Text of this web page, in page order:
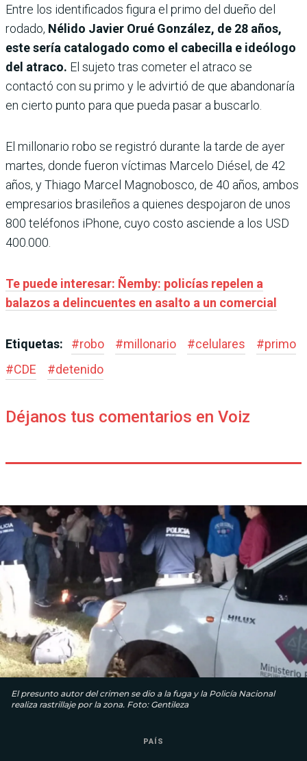
Entre los identificados figura el primo del dueño del
rodado, Nélido Javier Orué González, de 28 años,
este sería catalogado como el cabecilla e ideólogo
del atraco. El sujeto tras cometer el atraco se
contactó con su primo y le advirtió de que abandonaría
en cierto punto para que pueda pasar a buscarlo.
El millonario robo se registró durante la tarde de ayer
martes, donde fueron víctimas Marcelo Diésel, de 42
años, y Thiago Marcel Magnobosco, de 40 años, ambos
empresarios brasileños a quienes despojaron de unos
800 teléfonos iPhone, cuyo costo asciende a los USD
400.000.
Te puede interesar: Ñemby: policías repelen a
balazos a delincuentes en asalto a un comercial
Etiquetas: #robo #millonario #celulares #primo
#CDE #detenido
Déjanos tus comentarios en Voiz
El presunto autor del crimen se dio a la fuga y la Policía Nacional
realiza rastrillaje por la zona. Foto: Gentileza
PAÍS